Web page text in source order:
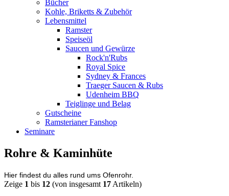
Bücher
Kohle, Briketts & Zubehör
Lebensmittel
Ramster
Speiseöl
Saucen und Gewürze
Rock'n'Rubs
Royal Spice
Sydney & Frances
Traeger Saucen & Rubs
Udenheim BBQ
Teiglinge und Belag
Gutscheine
Ramsterianer Fanshop
Seminare
Rohre & Kaminhüte
Hier findest du alles rund ums Ofenrohr.
Zeige 1 bis 12 (von insgesamt 17 Artikeln)